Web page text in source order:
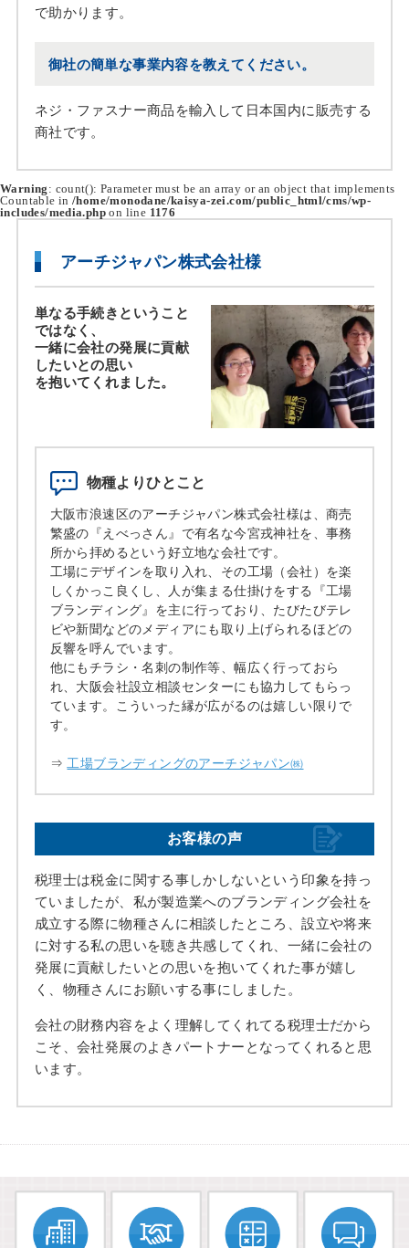
で助かります。
御社の簡単な事業内容を教えてください。
ネジ・ファスナー商品を輸入して日本国内に販売する
商社です。
Warning : count(): Parameter must be an array or an object that implements
Countable in/home/monodane/kaisya-zei.com/public_html/cms/wp-
includes/media.php on line 1176
アーチジャパン株式会社様
単なる手続きということ
ではなく、
一緒に会社の発展に貢献
したいとの思い
を抱いてくれました。
物種よりひとこと
大阪市浪速区のアーチジャパン株式会社様は、商売
繁盛の『えべっさん』で有名な今宮戎神社を、事務
所から拝めるという好立地な会社です。
工場にデザインを取り入れ、その工場（会社）を楽
しくかっこ良くし、人が集まる仕掛けをする『工場
ブランディング』を主に行っており、たびたびテレ
ビや新聞などのメディアにも取り上げられるほどの
反響を呼んでいます。
他にもチラシ・名刺の制作等、幅広く行っておら
れ、大阪会社設立相談センターにも協力してもらっ
ています。こういった縁が広がるのは嬉しい限りで
す。
⇒ 工場ブランディングのアーチジャパン㈱
お客様の声
税理士は税金に関する事しかしないという印象を持っ
ていましたが、私が製造業へのブランディング会社を
成立する際に物種さんに相談したところ、設立や将来
に対する私の思いを聴き共感してくれ、一緒に会社の
発展に貢献したいとの思いを抱いてくれた事が嬉し
く、物種さんにお願いする事にしました。
会社の財務内容をよく理解してくれてる税理士だから
こそ、会社発展のよきパートナーとなってくれると思
います。